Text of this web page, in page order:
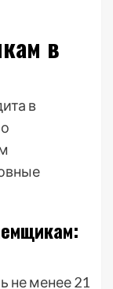
в
в
не менее 21